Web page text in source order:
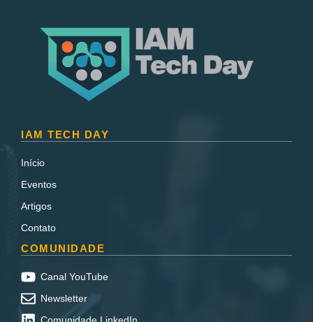
IAM TECH DAY
Início
Eventos
Artigos
Contato
COMUNIDADE
Canal YouTube
Newsletter
Comunidade LinkedIn